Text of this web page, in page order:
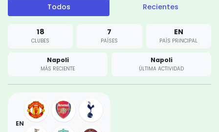
Todos Recientes
18
CLUBES
7
PAÍSES
EN
PAÍS PRINCIPAL
Napoli
MÁS RECIENTE
Napoli
ÚLTIMA ACTIVIDAD
EN